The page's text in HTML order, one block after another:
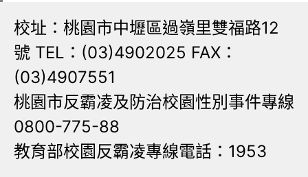
校址：桃園市中壢區過嶺里雙福路12
號 TEL：(03)4902025 FAX：
(03)4907551
桃園市反霸凌及防治校園性別事件專線
0800-775-88
教育部校園反霸凌專線電話：1953